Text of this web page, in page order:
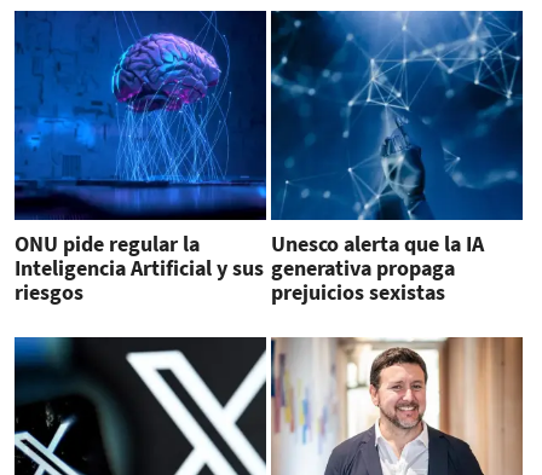
ONU pide regular la
Inteligencia Artificial y sus
riesgos
Unesco alerta que la IA
generativa propaga
prejuicios sexistas